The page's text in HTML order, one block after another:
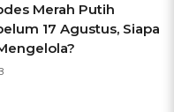
Merah Putih
17 Agustus, Siapa